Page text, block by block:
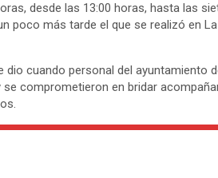
desde las 13:00 horas, hasta las
poco más tarde el que se realizó en
cuando personal del ayuntamiento
comprometieron en bridar